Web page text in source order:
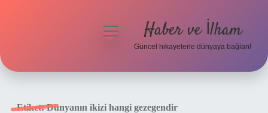
menüyü
Haber ve İlham
Güncel hikayelerle dünyaya bağlan!
Etiket:Dünyanın ikizi hangi gezegendir